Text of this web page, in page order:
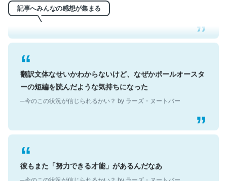
記事へみんなの感想が集まる
─今のこの状況が信じられるかい？ by ラーズ・ヌートバー
翻訳文体なせいかわからないけど、なぜかポールオースタ
ーの短編を読んだような気持ちになった
彼もまた「努力できる才能」があるんだなあ